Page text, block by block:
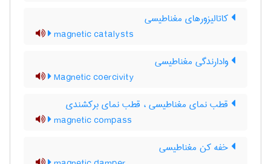
کاتالیزورهای مغناطیسی
magnetic catalysts
وادارندگی مغناطیسی
Magnetic coercivity
قطب نمای مغناطیسی ، قطب نمای برکشندی
magnetic compass
خفه کن مغناطیسی